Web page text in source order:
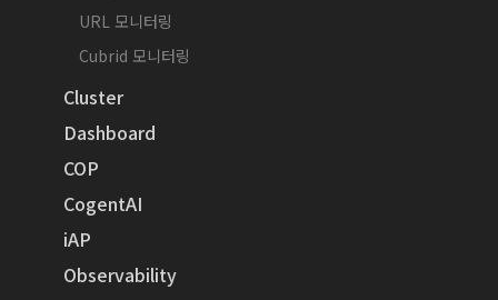
URL 모니터링
Cubrid 모니터링
Cluster
Dashboard
COP
CogentAI
iAP
Observability